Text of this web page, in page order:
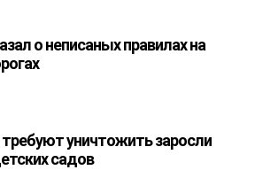
о неписаных правилах на
уничтожить заросли
садов